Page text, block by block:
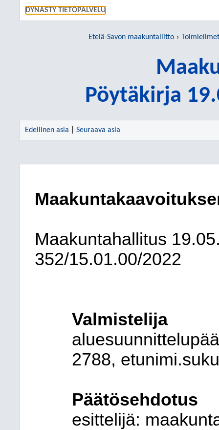
DYNASTY TIETOPALVELU
Etelä-Savon maakuntaliitto Toimielimet
Pöytäkirja
Edellinen asia Seuraava asia
Maakuntahallitus
352/15.01.00/2022
Valmistelija
2788,
Päätösehdotus
esittelijä: